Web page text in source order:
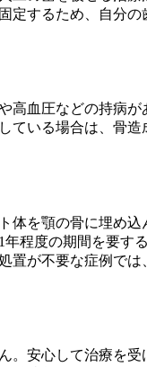
するため、自分
高血圧などの持病
いる場合は、骨
体を顎の骨に埋め
程度の期間を要す
置が不要な症例で
。安心して治療を